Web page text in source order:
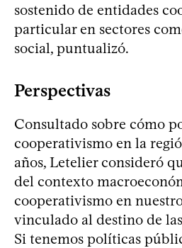
sostenido de entidades
particular en sectores
social, puntualizó.
Perspectivas
Consultado sobre cómo
cooperativismo en la
años, Letelier consideró
del contexto
cooperativismo en
vinculado al destino de
Si tenemos políticas